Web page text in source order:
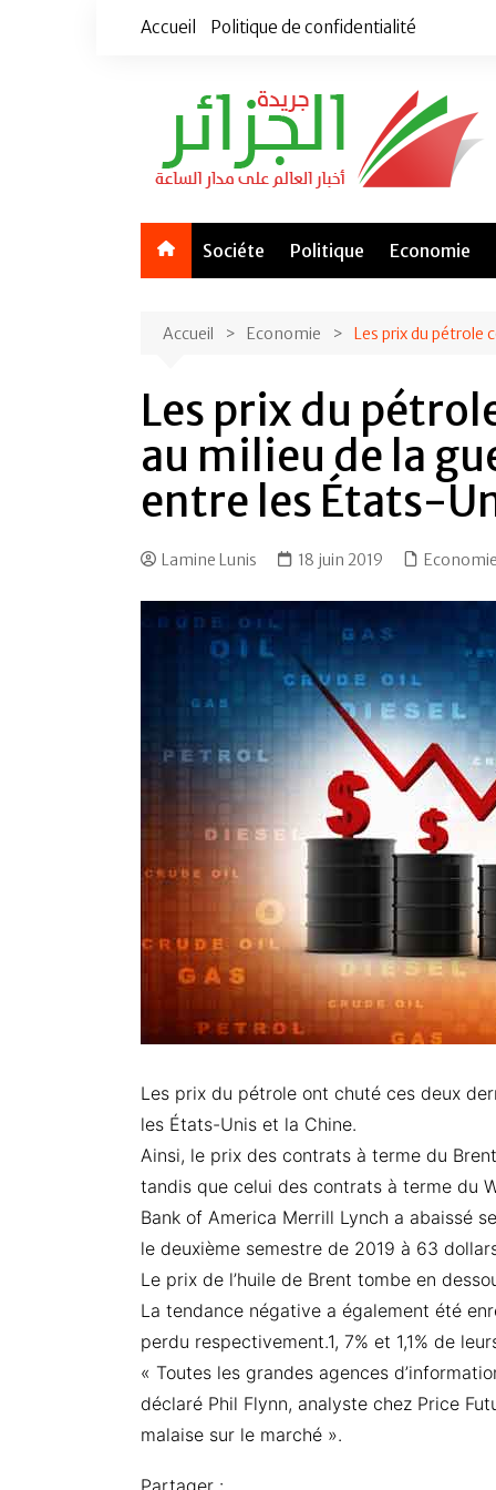
Accueil Politique de confidentialité
Sociéte Politique Economie
Accueil Economie Les prix du pétrole
Les prix du
au milieu de la
entre les États-
Lamine Lunis 18 juin 2019 Economie
Les prix du pétrole ont chuté ces deux
les États-Unis et la Chine.
Ainsi, le prix des contrats à terme du
tandis que celui des contrats à terme du
Bank of America Merrill Lynch a abaissé
le deuxième semestre de 2019 à 63
Le prix de l’huile de Brent tombe en
La tendance négative a également été
perdu respectivement.1, 7% et 1,1% de
« Toutes les grandes agences
déclaré Phil Flynn, analyste chez Price
malaise sur le marché ».
Partager :